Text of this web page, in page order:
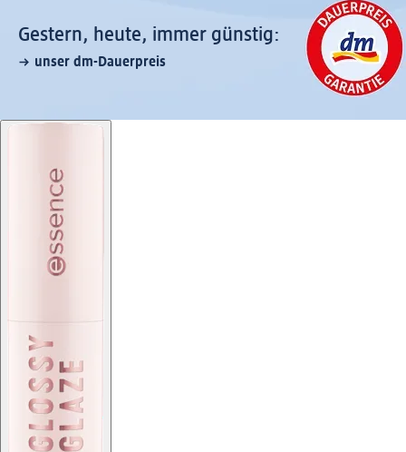
Gestern, heute, immer günstig:
unser dm-Dauerpreis